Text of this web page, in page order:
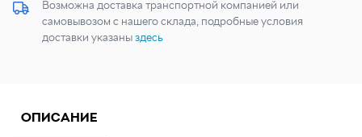
Возможна доставка транспортной компанией или
самовывозом с нашего склада, подробные условия
доставки указаныздесь
ОПИСАНИЕ